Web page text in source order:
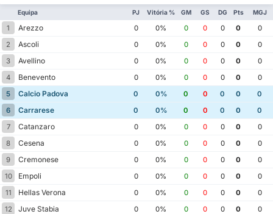
Equipa PJ Vitória % GM GS DG Pts MGJ
1 Arezzo 0 0% 0 0 0 0
0
2
Ascoli 0 0% 0 0 0 0
0
3
Avellino 0 0% 0 0 0 0
0
4
Benevento 0 0% 0 0 0 0
0
5
Calcio Padova 0 0% 0 0 0 0
0
6
Carrarese 0 0% 0 0 0 0
0
7
Catanzaro 0 0% 0 0 0 0
0
8
Cesena 0 0% 0 0 0 0
0
9
Cremonese 0 0% 0 0 0 0
0
10
Empoli 0 0% 0 0 0 0
0
11
Hellas Verona 0 0% 0 0 0 0
0
12
Juve Stabia 0 0% 0 0 0 0
0